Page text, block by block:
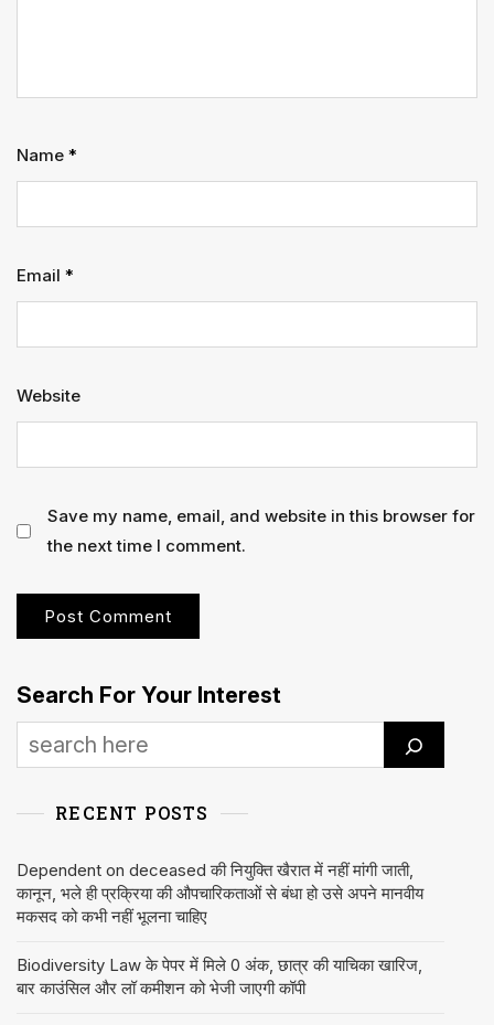
Name *
Email *
Website
Save my name, email, and website in this browser for
the next time I comment.
Search For Your Interest
RECENT POSTS
Dependent on deceased की नियुक्ति खैरात में नहीं मांगी जाती,
कानून, भले ही प्रक्रिया की औपचारिकताओं से बंधा हो उसे अपने मानवीय
मकसद को कभी नहीं भूलना चाहिए
Biodiversity Law के पेपर में मिले 0 अंक, छात्र की याचिका खारिज,
बार काउंसिल और लॉ कमीशन को भेजी जाएगी कॉपी